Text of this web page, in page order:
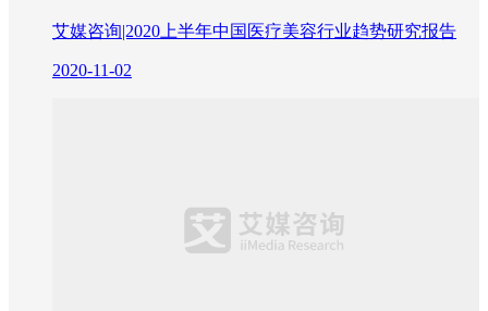
艾媒咨询|2020上半年中国医疗美容行业趋势研究报告
2020-11-02